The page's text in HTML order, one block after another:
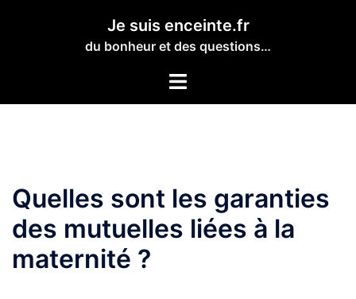
Je suis enceinte.fr
du bonheur et des questions…
Toggle
Quelles sont les garanties
des mutuelles liées à la
maternité ?